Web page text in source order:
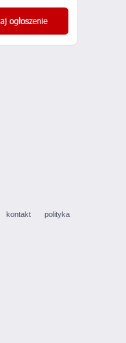
kontakt polityka